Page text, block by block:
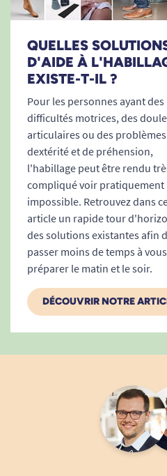
Il manque un mode d'emploi
A. Anonymous
24/09/2025
Excellent rapport qualité-
Très bonne prise en main.
M. Cristelle
2
QUELLES
D'AIDE À
EXISTE-T-IL ?
Pour les personnes ayant des
difficultés motrices, des
articulaires ou des
dextérité et de préhension,
l'habillage peut être rendu
compliqué voir pratiquement
impossible. Retrouvez dans
article un rapide tour
des solutions existantes afin
passer moins de temps à vous
préparer le matin et le soir.
DÉCOUVRIR NOTRE